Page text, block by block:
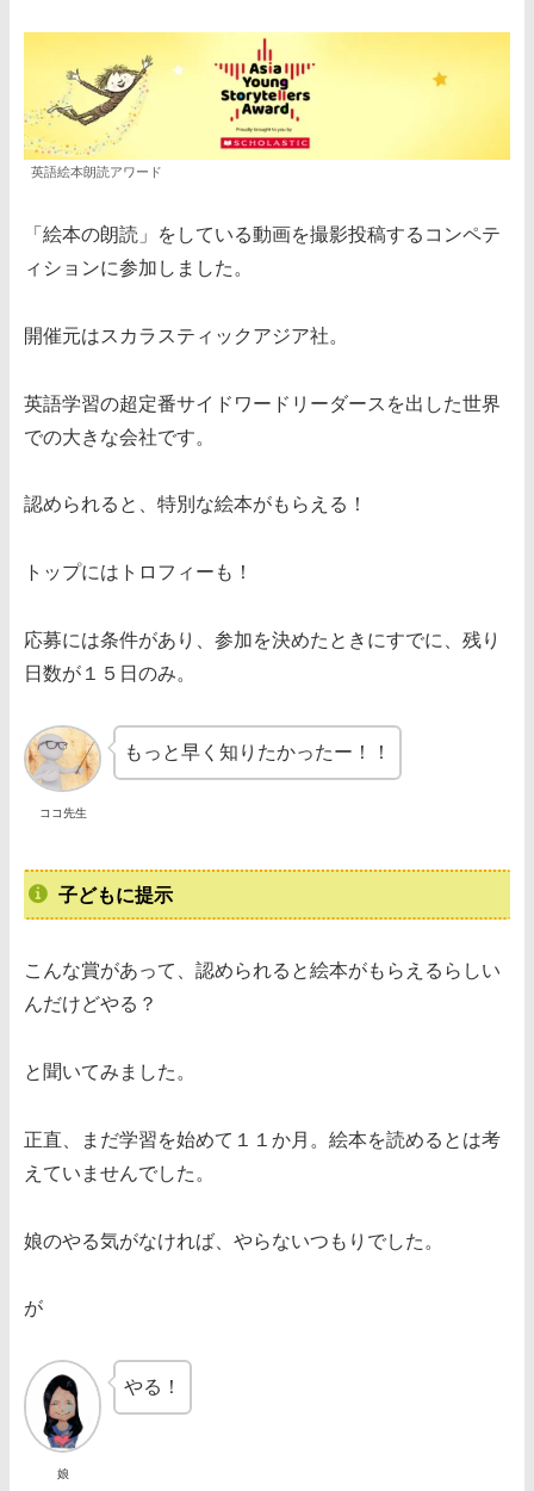
英語絵本朗読アワード
「絵本の朗読」をしている動画を撮影投稿するコンペテ
ィションに参加しました。
開催元はスカラスティックアジア社。
英語学習の超定番サイドワードリーダースを出した世界
での大きな会社です。
認められると、特別な絵本がもらえる！
トップにはトロフィーも！
応募には条件があり、参加を決めたときにすでに、残り
日数が１５日のみ。
ココ先生
もっと早く知りたかったー！！
子どもに提示
こんな賞があって、認められると絵本がもらえるらしい
んだけどやる？
と聞いてみました。
正直、まだ学習を始めて１１か月。絵本を読めるとは考
えていませんでした。
娘のやる気がなければ、やらないつもりでした。
が
娘
やる！